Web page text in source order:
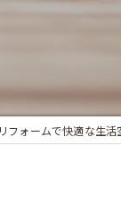
フォームで快適な生